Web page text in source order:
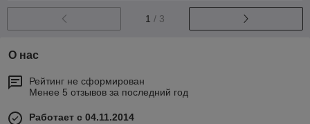
1 / 3
О нас
Рейтинг не сформирован
Менее 5 отзывов за последний год
Работает с 04.11.2014